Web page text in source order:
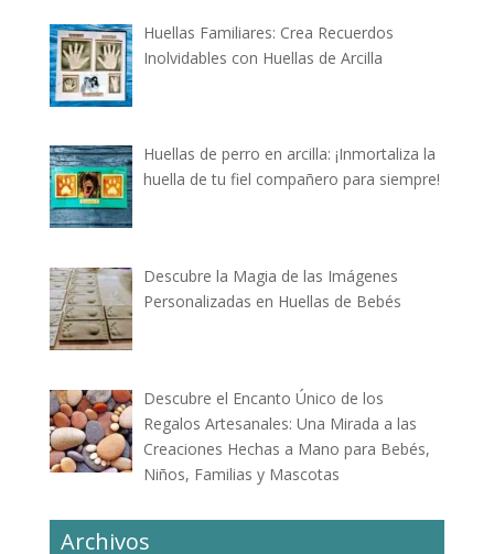
Huellas Familiares: Crea Recuerdos
Inolvidables con Huellas de Arcilla
Huellas de perro en arcilla: ¡Inmortaliza la
huella de tu fiel compañero para siempre!
Descubre la Magia de las Imágenes
Personalizadas en Huellas de Bebés
Descubre el Encanto Único de los
Regalos Artesanales: Una Mirada a las
Creaciones Hechas a Mano para Bebés,
Niños, Familias y Mascotas
Archivos